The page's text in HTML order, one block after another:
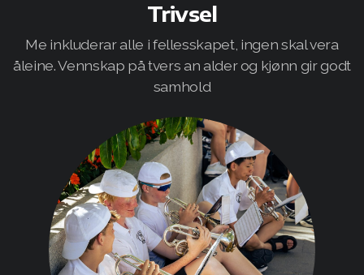
Trivsel
Me inkluderar alle i fellesskapet, ingen skal vera
åleine. Vennskap på tvers an alder og kjønn gir godt
samhold